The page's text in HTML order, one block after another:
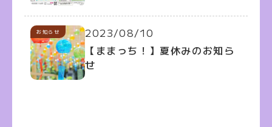
お知らせ
2023/08/10
【ままっち！】夏休みのお知ら
せ